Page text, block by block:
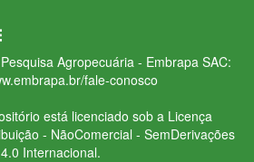
Agropecuária - Embrapa SAC:
fale-conosco
está licenciado sob a Licença
- NãoComercial - SemDerivações
4.0 Internacional.